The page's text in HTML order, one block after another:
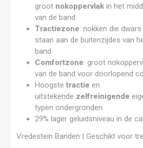
groot nokoppervlak in het
van de band
Tractiezone: nokken die
staan aan de buitenzijdes van
band
Comfortzone: groot
van de band voor doorlopend
Hoogstetractie en
uitstekende zelfreinigende
typen ondergronden
29% lager geluidsniveau in de
Vredestein Banden | Geschikt voor